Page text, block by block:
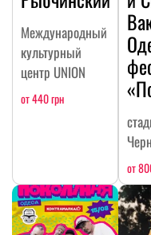
Международный
культурный
центр UNION
от 440 грн
от